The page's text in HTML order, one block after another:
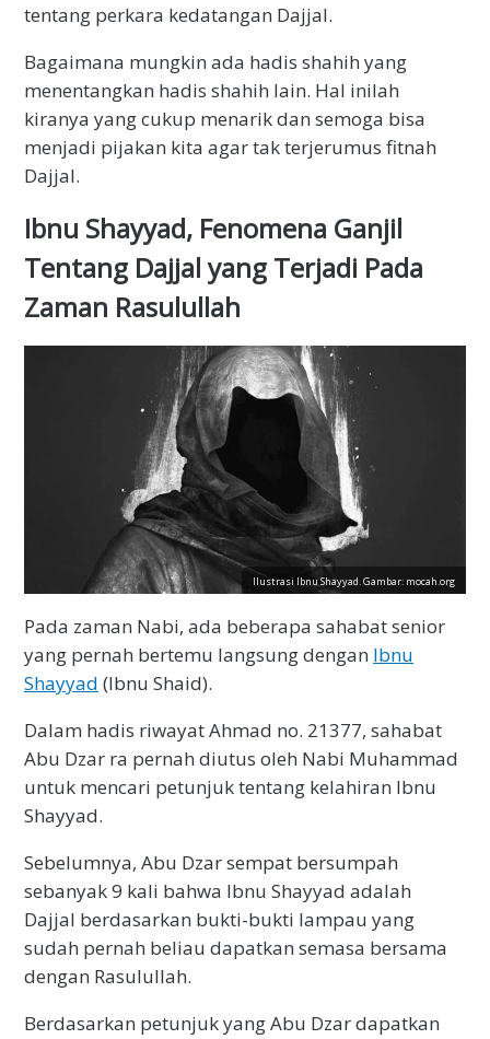
tentang perkara kedatangan Dajjal.
Bagaimana mungkin ada hadis shahih yang
menentangkan hadis shahih lain. Hal inilah
kiranya yang cukup menarik dan semoga bisa
menjadi pijakan kita agar tak terjerumus fitnah
Dajjal.
Ibnu Shayyad, Fenomena Ganjil
Tentang Dajjal yang Terjadi Pada
Zaman Rasulullah
Ilustrasi Ibnu Shayyad. Gambar: mocah.org
Pada zaman Nabi, ada beberapa sahabat senior
yang pernah bertemu langsung dengan Ibnu
Shayyad (Ibnu Shaid).
Dalam hadis riwayat Ahmad no. 21377, sahabat
Abu Dzar ra pernah diutus oleh Nabi Muhammad
untuk mencari petunjuk tentang kelahiran Ibnu
Shayyad.
Sebelumnya, Abu Dzar sempat bersumpah
sebanyak 9 kali bahwa Ibnu Shayyad adalah
Dajjal berdasarkan bukti-bukti lampau yang
sudah pernah beliau dapatkan semasa bersama
dengan Rasulullah.
Berdasarkan petunjuk yang Abu Dzar dapatkan